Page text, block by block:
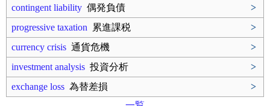
contingent liability 偶発負債
>
progressive taxation 累進課税
>
currency crisis 通貨危機
>
investment analysis 投資分析
>
exchange loss 為替差損
>